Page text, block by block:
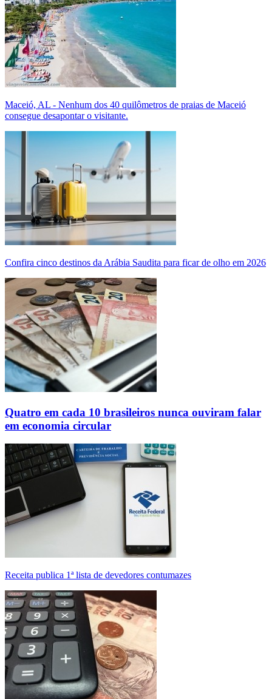
Maceió, AL - Nenhum dos 40 quilômetros de praias de Maceió
consegue desapontar o visitante.
Confira cinco destinos da Arábia Saudita para ficar de olho em 2026
Quatro em cada 10 brasileiros nunca ouviram falar
em economia circular
Receita publica 1ª lista de devedores contumazes